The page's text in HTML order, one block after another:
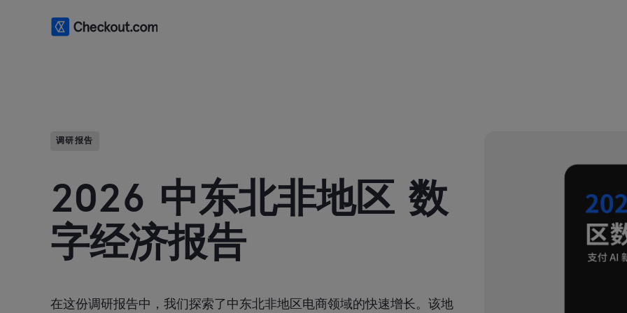
调研报告
2026 中东北非地区 数
字经济报告
在这份调研报告中，我们探索了中东北非地区电商领域的快速增长。该地